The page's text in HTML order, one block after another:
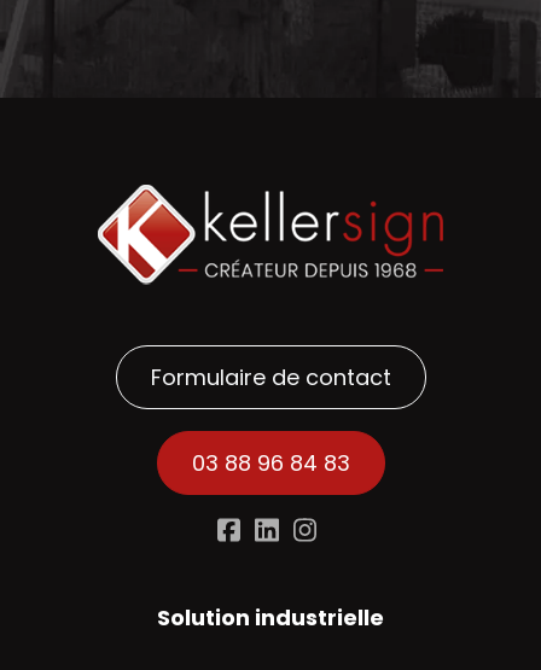
Formulaire de contact
03 88 96 84 83
Solution industrielle